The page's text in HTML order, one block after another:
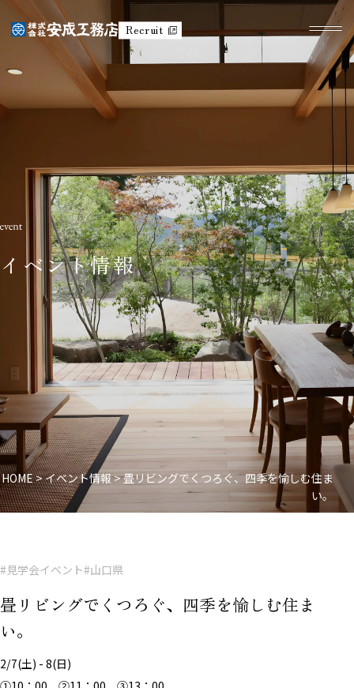
Recruit
イベント情報
HOME>イベント情報>畳リビングでくつろぐ、四季を愉しむ住ま
い。
#見学会イベント#山口県
畳リビングでくつろぐ、四季を愉しむ住ま
い。
2/7(土) - 8(日)